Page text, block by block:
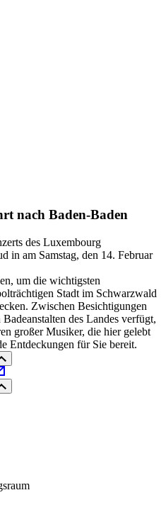
nach Baden-Baden
des Luxembourg
in am Samstag, den 14. Februar
um die wichtigsten
Stadt im Schwarzwald
Zwischen Besichtigungen
des Landes verfügt,
großer Musiker, die hier gelebt
Entdeckungen für Sie bereit.